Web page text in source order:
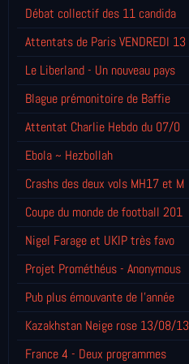
Débat collectif des 11 candida
Attentats de Paris VENDREDI 13
Le Liberland - Un nouveau pays
Blague prémonitoire de Baffie
Attentat Charlie Hebdo du 07/0
Ebola ~ Hezbollah
Crashs des deux vols MH17 et M
Coupe du monde de football 201
Nigel Farage et UKIP très favo
Projet Prométhéus - Anonymous
Pub plus émouvante de l'année
Kazakhstan Neige rose 13/08/13
France 4 - Deux programmes